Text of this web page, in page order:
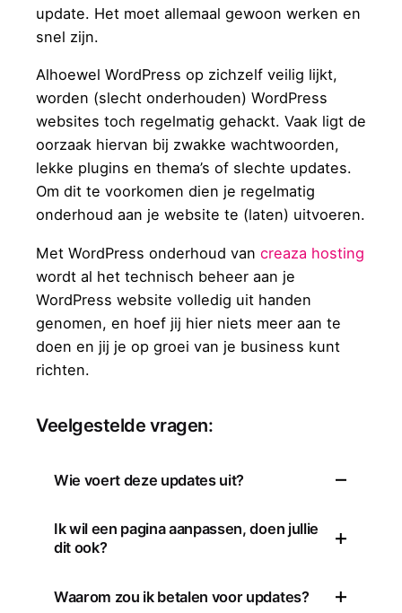
update. Het moet allemaal gewoon werken en
snel zijn.
Alhoewel WordPress op zichzelf veilig lijkt,
worden (slecht onderhouden) WordPress
websites toch regelmatig gehackt. Vaak ligt de
oorzaak hiervan bij zwakke wachtwoorden,
lekke plugins en thema’s of slechte updates.
Om dit te voorkomen dien je regelmatig
onderhoud aan je website te (laten) uitvoeren.
Met WordPress onderhoud van creaza hosting
wordt al het technisch beheer aan je
WordPress website volledig uit handen
genomen, en hoef jij hier niets meer aan te
doen en jij je op groei van je business kunt
richten.
Veelgestelde vragen:
Wie voert deze updates uit?
Aangezien wij grote voorstander zijn van
kwaliteit, worden alle updates aan jouw
(liggend aan je abonnement) handmatig
Ik wil een pagina aanpassen, doen jullie
dit ook?
Binnen de WordPress onderhoud
Waarom zou ik betalen voor updates?